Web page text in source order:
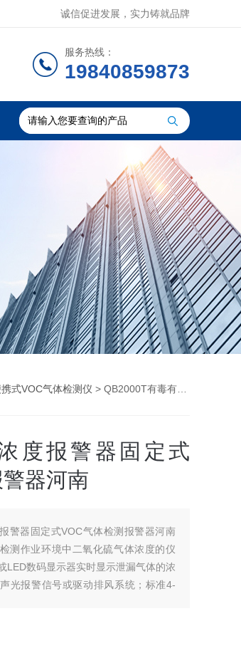
诚信促进发展，实力铸就品牌
服务热线：
19840859873
式VOC气体检测仪 > QB2000T有毒有害气体浓度报警器固定式VOC气体检测报警器河南
度报警器固定式
器河南
警器固定式VOC气体检测报警器河南
测作业环境中二氧化硫气体浓度的仪
LED数码显示器实时显示泄漏气体的浓
光报警信号或驱动排风系统；标准4-